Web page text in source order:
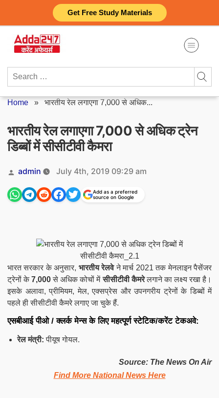
Get Free Study Materials
content
Search
Home » भारतीय रेल लगाएगा 7,000 से अधिक...
भारतीय रेल लगाएगा 7,000 से अधिक ट्रेन
डिब्बों में सीसीटीवी कैमरा
Posted
by
admin July 4th, 2019 09:29 am
Add as a preferred
source on Google
भारत सरकार के अनुसार, भारतीय रेलवेने मार्च 2021 तक मेनलाइन पैसेंजर
ट्रेनों के7,000से अधिक कोचों मेंसीसीटीवी कैमरेलगाने का लक्ष्य रखा है।
इसके अलावा, प्रीमियम, मेल, एक्सप्रेस और उपनगरीय ट्रेनों के डिब्बों में
पहले ही सीसीटीवी कैमरे लगाए जा चुके हैं.
एसबीआई पीओ / क्लर्क मेन्स के लिए महत्पूर्ण स्टेटिक/करेंट टेकअवे:
रेल मंत्री:पीयूष गोयल.
Source: The News On Air
Find More National News Here